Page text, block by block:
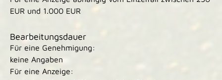
EUR und 1.000 EUR
Bearbeitungsdauer
Für eine Genehmigung:
keine Angaben
Für eine Anzeige: